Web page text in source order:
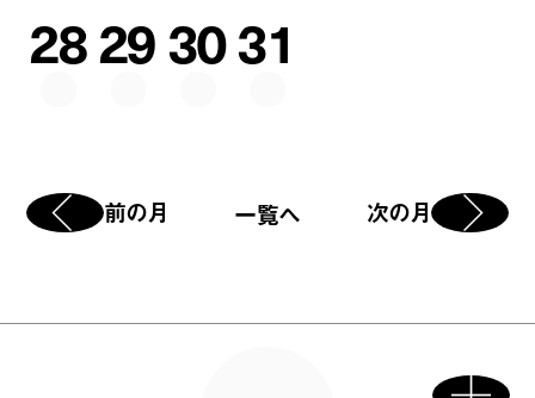
28293031
前の月 一覧へ 次の月